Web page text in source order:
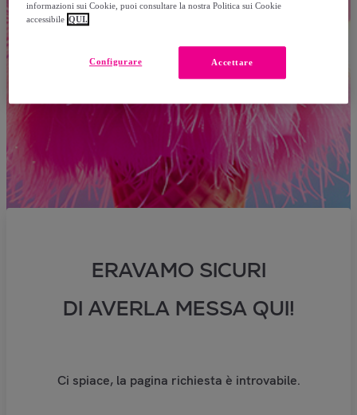
ERAVAMO SICURI
DI AVERLA MESSA QUI!
Ci spiace, la pagina richiesta è introvabile.
informazioni sui Cookie, puoi consultare la nostra Politica sui Cookie
accessibile QUI.
Accettare
Configurare